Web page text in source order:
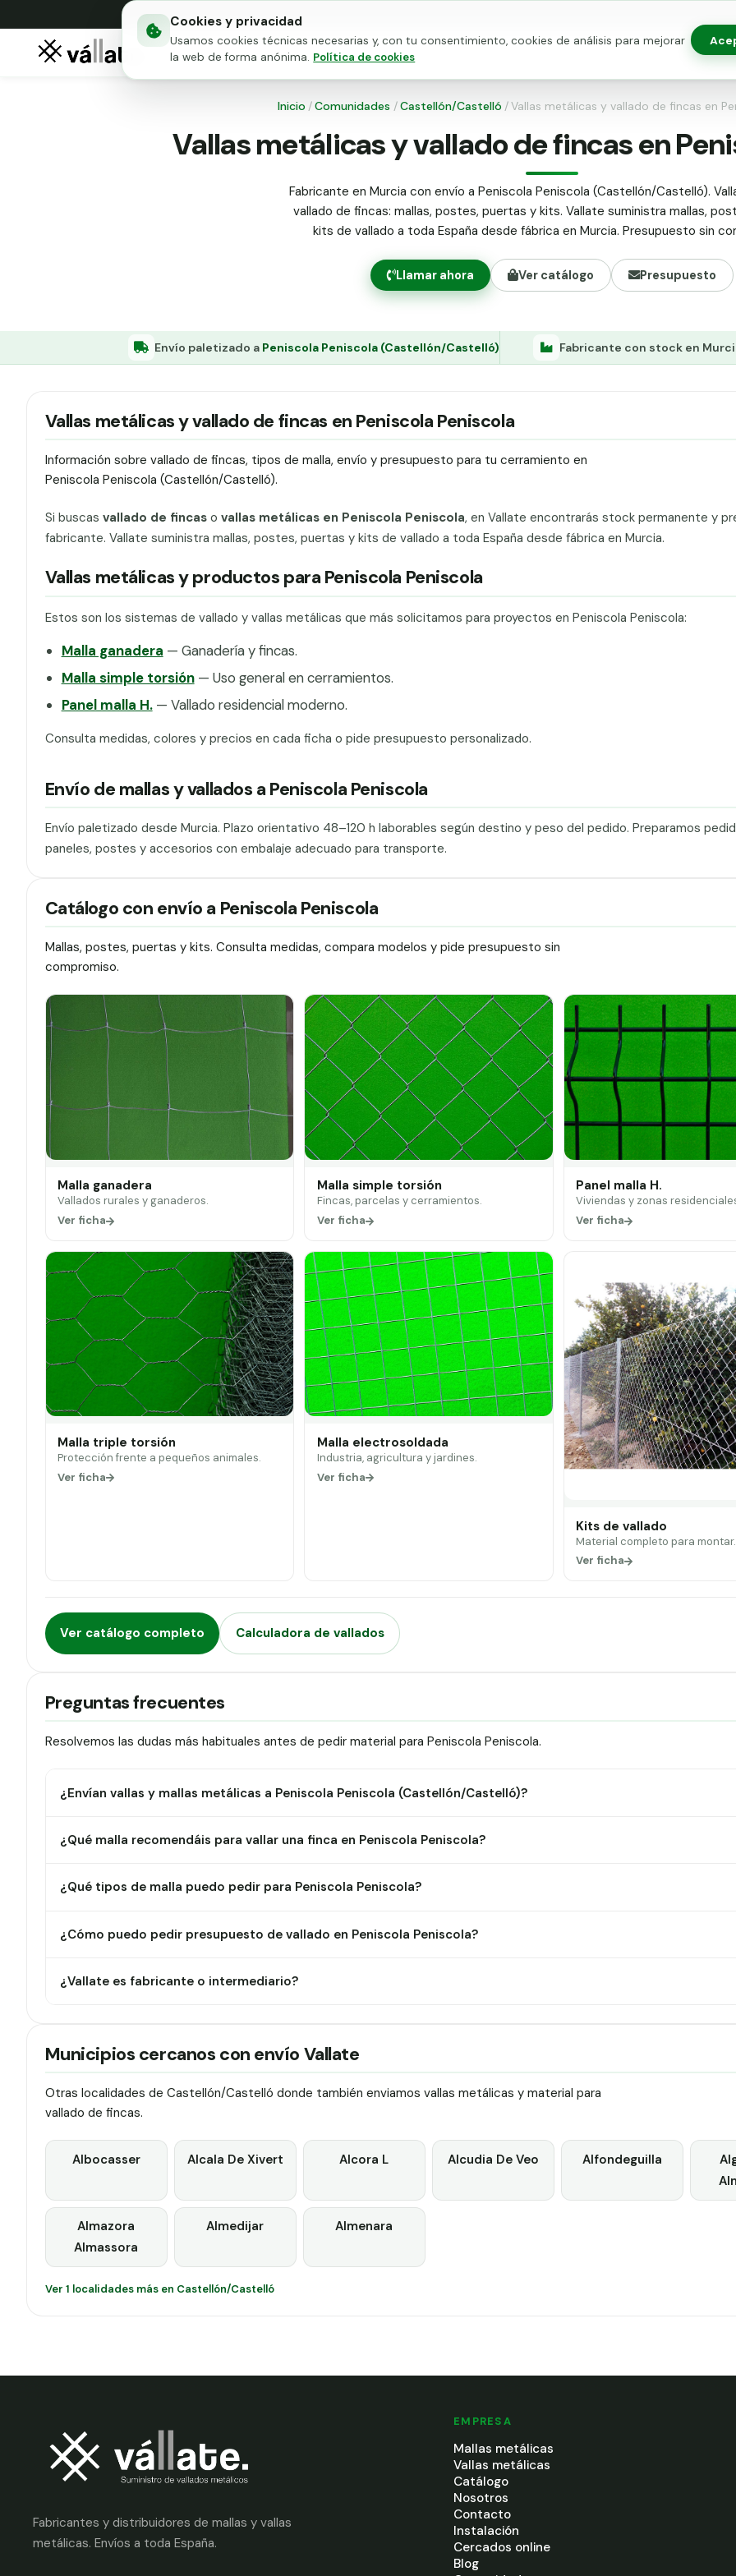
Cookies y privacidad
Usamos cookies técnicas necesarias y, con tu consentimiento, cookies de análisis para mejorar
la web de forma anónima. Política de cookies
Mallas metálicas
Puertas para vallado
Inicio /Comunidades /Castellón/Castelló /Vallas metálicas y vallado de fincas en
Vallas metálicas y vallado de fincas en
Fabricante en Murcia con envío a Peniscola Peniscola (Castellón/Castelló).
vallado de fincas: mallas, postes, puertas y kits. Vallate suministra mallas,
kits de vallado a toda España desde fábrica en Murcia. Presupuesto sin
Llamar ahora Ver catálogo Presupuesto
Envío paletizado a Peniscola Peniscola (Castellón/Castelló) Fabricante con stock en
Vallas metálicas y vallado de fincas en Peniscola Peniscola
Información sobre vallado de fincas, tipos de malla, envío y presupuesto para tu cerramiento en
Peniscola Peniscola (Castellón/Castelló).
Si buscas vallado de fincaso vallas metálicas en Peniscola Peniscola, en Vallate encontrarás stock permanente y
fabricante. Vallate suministra mallas, postes, puertas y kits de vallado a toda España desde fábrica en Murcia.
Vallas metálicas y productos para Peniscola Peniscola
Estos son los sistemas de vallado y vallas metálicas que más solicitamos para proyectos en Peniscola Peniscola:
Malla ganadera — Ganadería y fincas.
Malla simple torsión— Uso general en cerramientos.
Panel malla H.— Vallado residencial moderno.
Consulta medidas, colores y precios en cada ficha o pide presupuesto personalizado.
Envío de mallas y vallados a Peniscola Peniscola
Envío paletizado desde Murcia. Plazo orientativo 48–120 h laborables según destino y peso del pedido. Preparamos
paneles, postes y accesorios con embalaje adecuado para transporte.
Catálogo con envío a Peniscola Peniscola
Mallas, postes, puertas y kits. Consulta medidas, compara modelos y pide presupuesto sin
compromiso.
Malla ganadera
Vallados rurales y ganaderos.
Ver ficha
Malla simple torsión
Fincas, parcelas y cerramientos.
Ver ficha
Panel malla H.
Viviendas y zonas
Ver ficha
Malla triple torsión
Protección frente a pequeños animales.
Ver ficha
Malla electrosoldada
Industria, agricultura y jardines.
Ver ficha
Kits de vallado
Material completo para montar.
Ver ficha
Ver catálogo completo Calculadora de vallados
Preguntas frecuentes
Resolvemos las dudas más habituales antes de pedir material para Peniscola Peniscola.
¿Envían vallas y mallas metálicas a Peniscola Peniscola (Castellón/Castelló)?
¿Qué malla recomendáis para vallar una finca en Peniscola Peniscola?
¿Qué tipos de malla puedo pedir para Peniscola Peniscola?
¿Cómo puedo pedir presupuesto de vallado en Peniscola Peniscola?
¿Vallate es fabricante o intermediario?
Municipios cercanos con envío Vallate
Otras localidades de Castellón/Castelló donde también enviamos vallas metálicas y material para
vallado de fincas.
Albocasser Alcala De Xivert Alcora L Alcudia De Veo Alfondeguilla
Almazora
Almassora
Almedijar Almenara
Ver 1 localidades más en Castellón/Castelló
Fabricantes y distribuidores de mallas y vallas
metálicas. Envíos a toda España.
EMPRESA
Mallas metálicas
Vallas metálicas
Catálogo
Nosotros
Contacto
Instalación
Cercados online
Blog